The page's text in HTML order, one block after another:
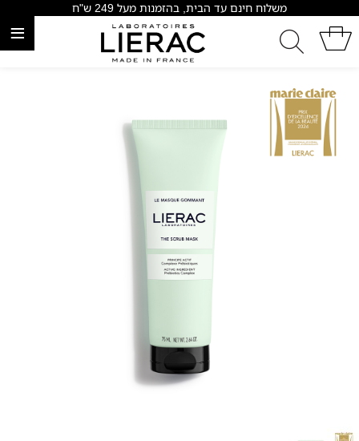
משלוח חינם עד הבית, בהזמנות מעל 249 ש"ח
≡